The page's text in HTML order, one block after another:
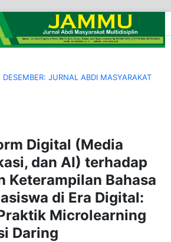
JURNAL ABDI MASYARAKAT
Digital (Media
dan AI) terhadap
Keterampilan Bahasa
di Era Digital:
Microlearning
Daring